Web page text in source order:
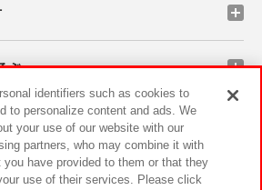
ぶ
ーン
identifiers such as cookies to
to personalize content and ads. We
your use of our website with our
partners, who may combine it with
you have provided to them or that they
use of their services. Please click